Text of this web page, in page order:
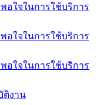
อใจในการใช้บริการ
อใจในการใช้บริการ
อใจในการใช้บริการ
ติงาน